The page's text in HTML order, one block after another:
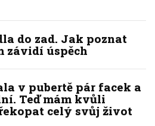
do zad. Jak poznat
závidí úspěch
v pubertě pár facek a
Teď mám kvůli
celý svůj život